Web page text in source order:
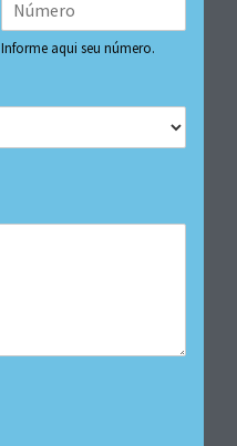
Informe aqui seu número.